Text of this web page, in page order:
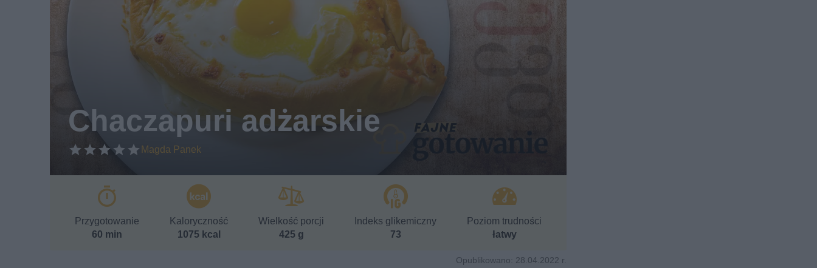
Chaczapuri adżarskie
Magda Panek
Przygotowanie
60 min
Kaloryczność
1075 kcal
Wielkość porcji
425 g
Indeks glikemiczny
73
Poziom trudności
łatwy
Opublikowano: 28.04.2022 r.